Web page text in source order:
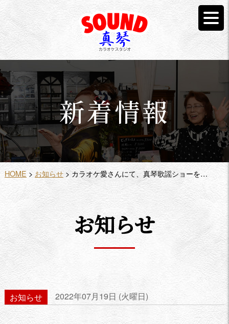
新着情報
HOME > お知らせ> カラオケ愛さんにて、真琴歌謡ショーを…
お知らせ
お知らせ 2022年07月19日 (火曜日)